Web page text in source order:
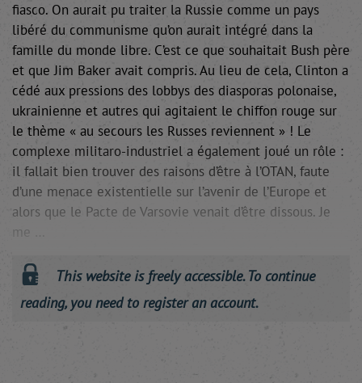
fiasco. On aurait pu traiter la Russie comme un pays
libéré du communisme qu’on aurait intégré dans la
famille du monde libre. C’est ce que souhaitait Bush père
et que Jim Baker avait compris. Au lieu de cela, Clinton a
cédé aux pressions des lobbys des diasporas polonaise,
ukrainienne et autres qui agitaient le chiffon rouge sur
le thème « au secours les Russes reviennent » ! Le
complexe militaro-industriel a également joué un rôle :
il fallait bien trouver des raisons d’être à l’OTAN, faute
d’une menace existentielle sur l’avenir de l’Europe et
alors que le Pacte de Varsovie venait d’être dissous. Je
me …
This website is freely accessible. To continue
reading, you need to register an account.